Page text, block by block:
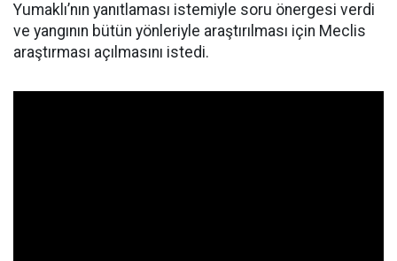
Yumaklı’nın yanıtlaması istemiyle soru önergesi verdi
ve yangının bütün yönleriyle araştırılması için Meclis
araştırması açılmasını istedi.